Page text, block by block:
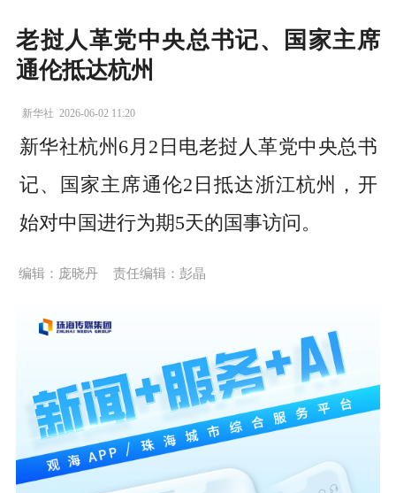
老挝人革党中央总书记、国家主席
通伦抵达杭州
新华社 2026-06-02 11:20
新华社杭州6月2日电老挝人革党中央总书
记、国家主席通伦2日抵达浙江杭州，开
始对中国进行为期5天的国事访问。
编辑：庞晓丹 责任编辑：彭晶